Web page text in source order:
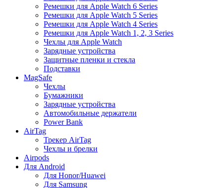
Ремешки для Apple Watch 6 Series
Ремешки для Apple Watch 5 Series
Ремешки для Apple Watch 4 Series
Ремешки для Apple Watch 1, 2, 3 Series
Чехлы для Apple Watch
Зарядные устройства
Защитные пленки и стекла
Подставки
MagSafe
Чехлы
Бумажники
Зарядные устройства
Автомобильные держатели
Power Bank
AirTag
Трекер AirTag
Чехлы и брелки
Airpods
Для Android
Для Honor/Huawei
Для Samsung